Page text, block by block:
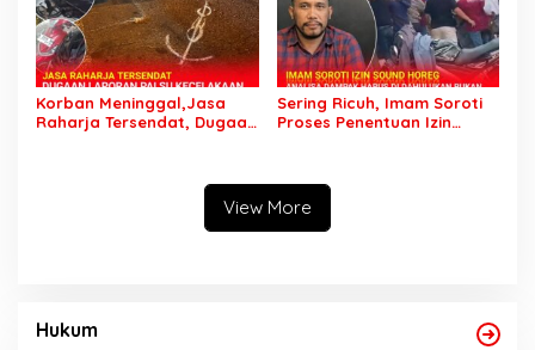
Korban Meninggal,Jasa
Raharja Tersendat, Dugaan
Sering Ricuh, Imam Soroti
Proses Penentuan Izin
View More
Hukum